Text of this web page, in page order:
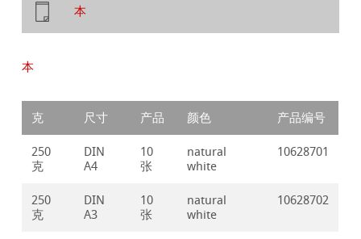
本
本
克 尺寸 产品 颜色 产品编号
250
克
DIN
A4
10
张
natural
white
10628701
250
克
DIN
A3
10
张
natural
white
10628702